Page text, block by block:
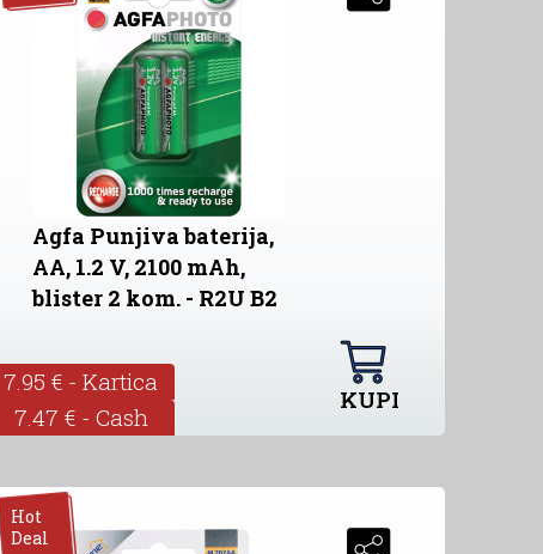
Agfa Punjiva baterija,
AA, 1.2 V, 2100 mAh,
blister 2 kom. - R2U B2
7.95 € - Kartica
7.47 € - Cash
KUPI
Hot
Deal